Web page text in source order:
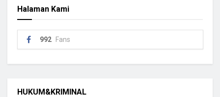
Halaman Kami
992 Fans
HUKUM&KRIMINAL